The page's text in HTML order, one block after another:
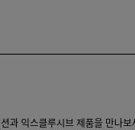
과 익스클루시브 제품을 만나보